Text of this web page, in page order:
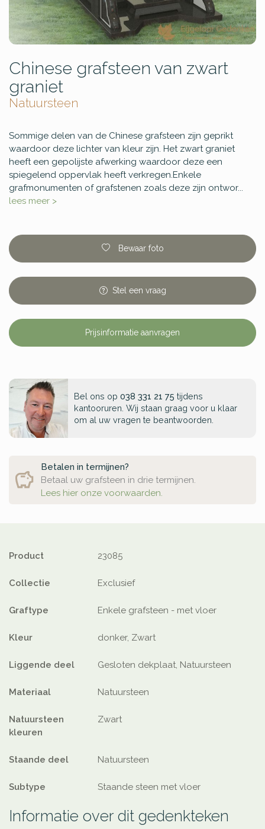
Chinese grafsteen van zwart
graniet
Natuursteen
Sommige delen van de Chinese grafsteen zijn geprikt
waardoor deze lichter van kleur zijn. Het zwart graniet
heeft een gepolijste afwerking waardoor deze een
spiegelend oppervlak heeft verkregen.Enkele
grafmonumenten of grafstenen zoals deze zijn ontwor...
lees meer >
Bewaar foto
Stel een vraag
Prijsinformatie aanvragen
Bel ons op 038 331 21 75 tijdens
kantooruren. Wij staan graag voor u klaar
om al uw vragen te beantwoorden.
Betalen in termijnen?
Betaal uw grafsteen in drie termijnen.
Lees hier onze voorwaarden.
Product 23085
Collectie Exclusief
Graftype Enkele grafsteen - met vloer
Kleur donker, Zwart
Liggende deel Gesloten dekplaat, Natuursteen
Materiaal Natuursteen
Natuursteen
kleuren
Zwart
Staande deel Natuursteen
Subtype Staande steen met vloer
Informatie over dit gedenkteken